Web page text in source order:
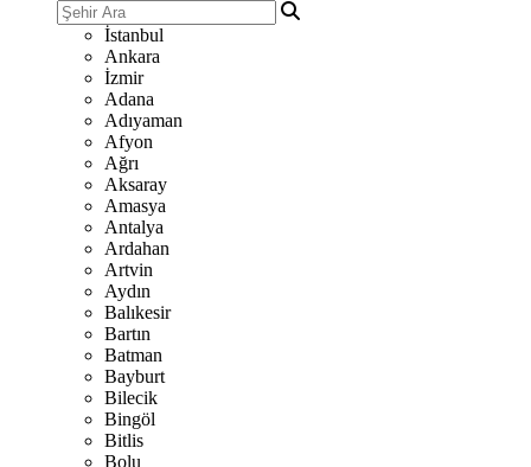
İstanbul
Ankara
İzmir
Adana
Adıyaman
Afyon
Ağrı
Aksaray
Amasya
Antalya
Ardahan
Artvin
Aydın
Balıkesir
Bartın
Batman
Bayburt
Bilecik
Bingöl
Bitlis
Bolu